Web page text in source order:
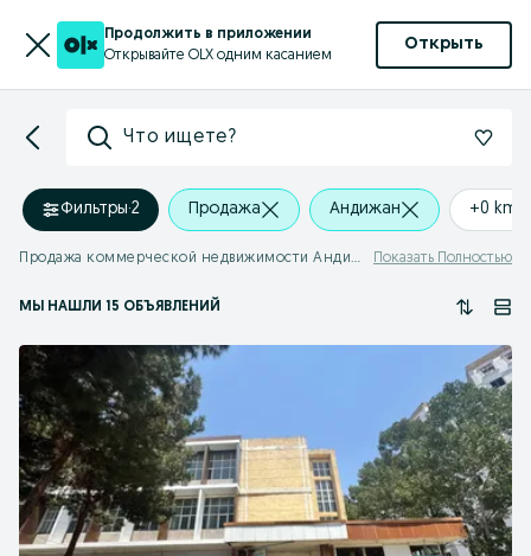
Продолжить в приложении
Открывайте OLX одним касанием
Открыть
Что ищете?
Фильтры·2 Продажа Андижан +0 km
Продажа коммерческой недвижимости Андижан Показать Полностью
МЫ НАШЛИ 15 ОБЪЯВЛЕНИЙ